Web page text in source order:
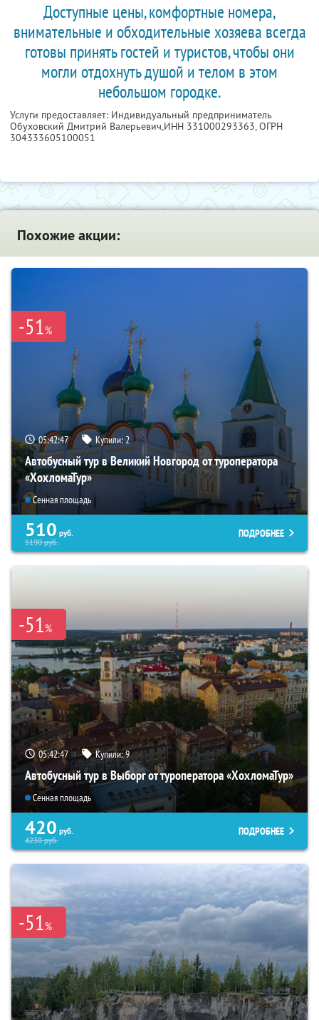
Доступные цены, комфортные номера,
внимательные и обходительные хозяева всегда
готовы принять гостей и туристов, чтобы они
могли отдохнуть душой и телом в этом
небольшом городке.
Услуги предоставляет: Индивидуальный предприниматель
Обуховский Дмитрий Валерьевич,ИНН 331000293363, ОГРН
304333605100051
Похожие акции:
-51%
05:42:46 Купили:2
Автобусный тур в Великий Новгород от туроператора
«ХохломаТур»
Сенная площадь
510 руб.
5190руб.
ПОДРОБНЕЕ
-51%
05:42:46 Купили:9
Автобусный тур в Выборг от туроператора «ХохломаТур»
Сенная площадь
420 руб.
4230руб.
ПОДРОБНЕЕ
-51%